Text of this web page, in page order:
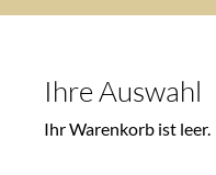
Ihre Auswahl
Ihr Warenkorb ist leer.